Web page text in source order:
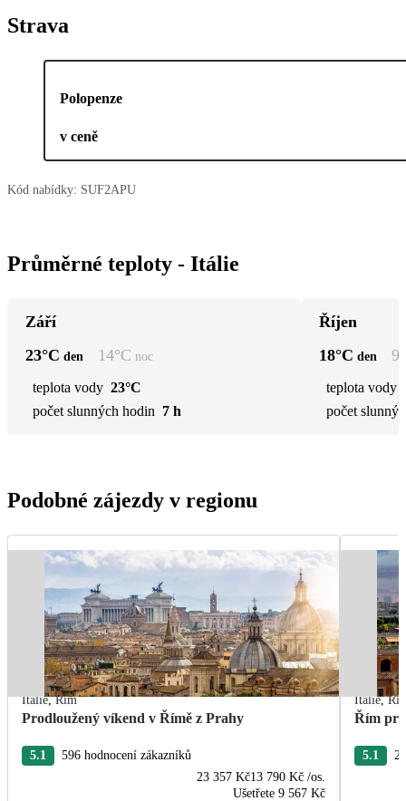
Strava
Polopenze
v ceně
Kód nabídky: SUF2APU
Průměrné teploty - Itálie
Září
23°C den 14°C noc
teplota vody 23°C
počet slunných hodin 7 h
Říjen
18°C den 9
teplota vody
počet
Podobné zájezdy v regionu
Itálie,Řím
Prodloužený víkend v Římě z Prahy
5.1
596 hodnocení zákazníků
23 357 Kč13 790 Kč /os.
Ušetřete 9 567 Kč
Itálie,
Řím
5.1